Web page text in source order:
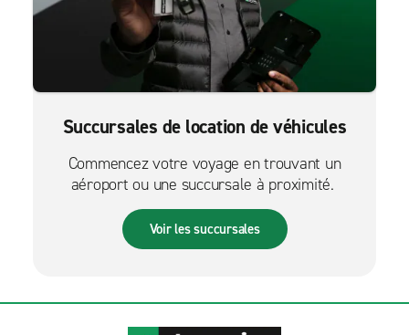
Succursales de location de véhicules
Commencez votre voyage en trouvant un
aéroport ou une succursale à proximité.
Voir les succursales